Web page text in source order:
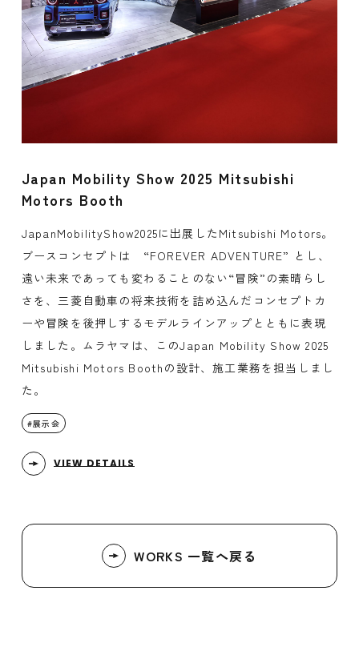
Japan Mobility Show 2025 Mitsubishi
Motors Booth
JapanMobilityShow2025に出展したMitsubishi Motors。
ブースコンセプトは “FOREVER ADVENTURE” とし、
遠い未来であっても変わることのない“冒険”の素晴らし
さを、三菱自動車の将来技術を詰め込んだコンセプトカ
ーや冒険を後押しするモデルラインアップとともに表現
しました。ムラヤマは、このJapan Mobility Show 2025
Mitsubishi Motors Boothの設計、施工業務を担当しまし
た。
展示会
VIEW DETAILS
WORKS 一覧へ戻る